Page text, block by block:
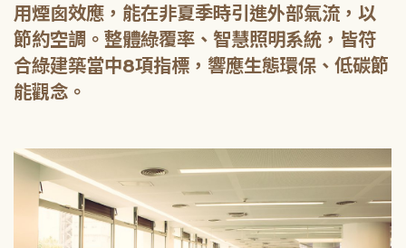
用煙囪效應，能在非夏季時引進外部氣流，以
節約空調。整體綠覆率、智慧照明系統，皆符
合綠建築當中8項指標，響應生態環保、低碳節
能觀念。